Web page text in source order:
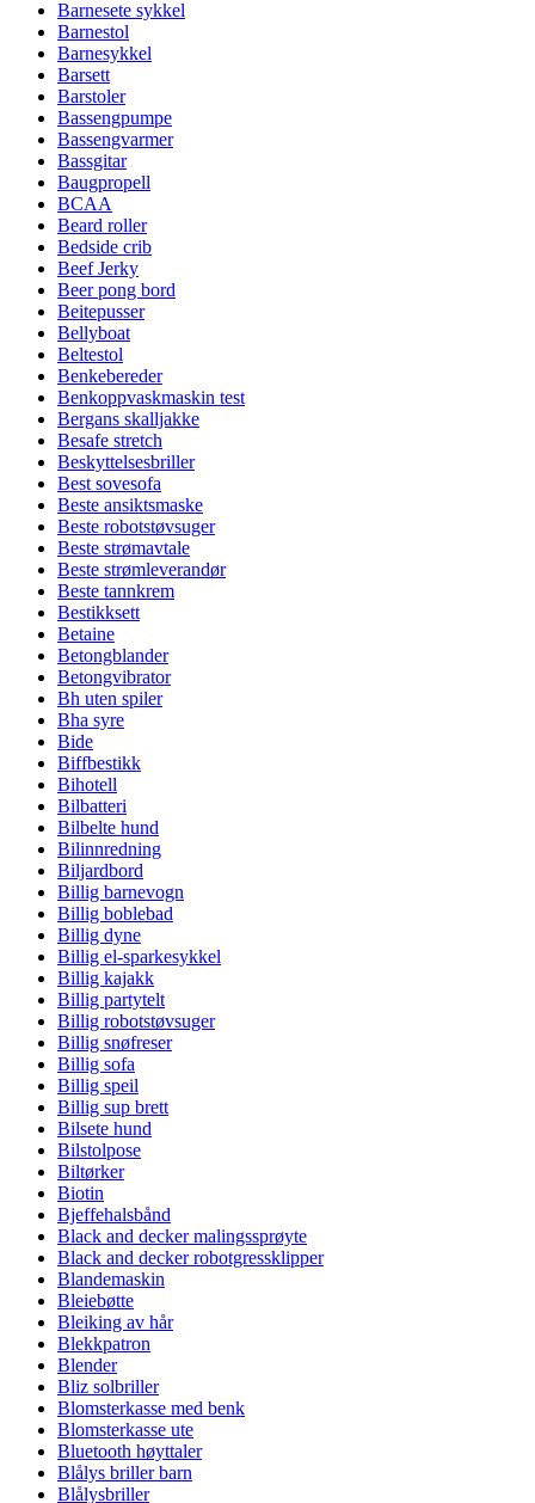
Barnesete sykkel
Barnestol
Barnesykkel
Barsett
Barstoler
Bassengpumpe
Bassengvarmer
Bassgitar
Baugpropell
BCAA
Beard roller
Bedside crib
Beef Jerky
Beer pong bord
Beitepusser
Bellyboat
Beltestol
Benkebereder
Benkoppvaskmaskin test
Bergans skalljakke
Besafe stretch
Beskyttelsesbriller
Best sovesofa
Beste ansiktsmaske
Beste robotstøvsuger
Beste strømavtale
Beste strømleverandør
Beste tannkrem
Bestikksett
Betaine
Betongblander
Betongvibrator
Bh uten spiler
Bha syre
Bide
Biffbestikk
Bihotell
Bilbatteri
Bilbelte hund
Bilinnredning
Biljardbord
Billig barnevogn
Billig boblebad
Billig dyne
Billig el-sparkesykkel
Billig kajakk
Billig partytelt
Billig robotstøvsuger
Billig snøfreser
Billig sofa
Billig speil
Billig sup brett
Bilsete hund
Bilstolpose
Biltørker
Biotin
Bjeffehalsbånd
Black and decker malingssprøyte
Black and decker robotgressklipper
Blandemaskin
Bleiebøtte
Bleiking av hår
Blekkpatron
Blender
Bliz solbriller
Blomsterkasse med benk
Blomsterkasse ute
Bluetooth høyttaler
Blålys briller barn
Blålysbriller